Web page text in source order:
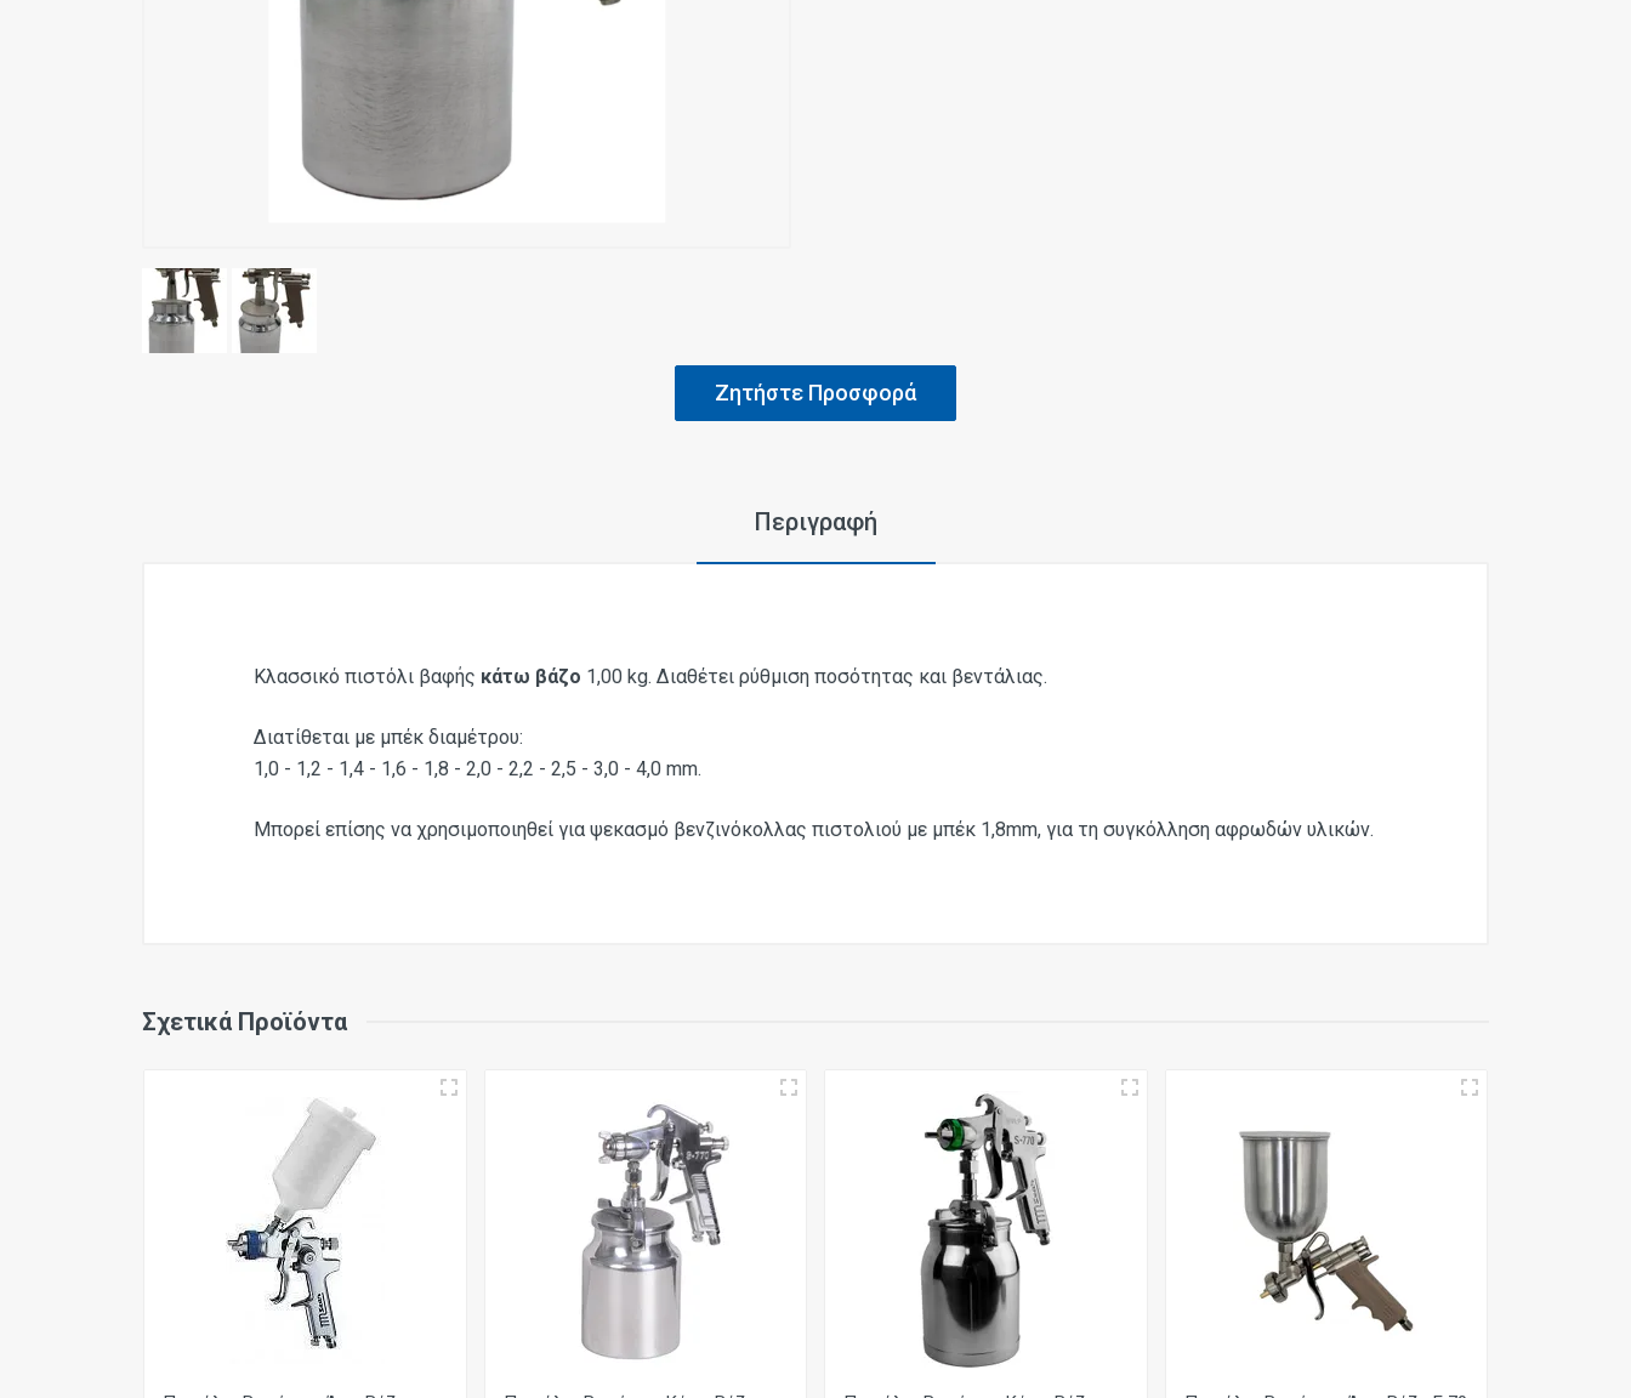
Συστήματα Τριβής
Ζητήστε Προσφορά
Περιγραφή
Κλασσικό πιστόλι βαφής κάτω βάζο 1,00 kg. Διαθέτει ρύθμιση ποσότητας και βεντάλιας.
Διατίθεται με μπέκ διαμέτρου:
1,0 - 1,2 - 1,4 - 1,6 - 1,8 - 2,0 - 2,2 - 2,5 - 3,0 - 4,0 mm.
Μπορεί επίσης να χρησιμοποιηθεί για ψεκασμό βενζινόκολλας πιστολιού με μπέκ 1,8mm, για τη συγκόλληση αφρωδών υλικών.
Σχετικά Προϊόντα